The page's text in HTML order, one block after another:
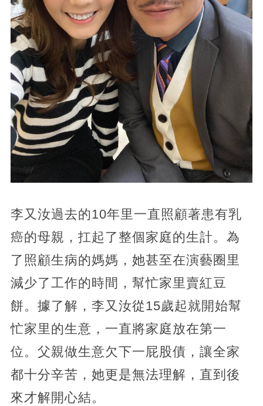
李又汝過去的10年里一直照顧著患有乳
癌的母親，扛起了整個家庭的生計。為
了照顧生病的媽媽，她甚至在演藝圈里
減少了工作的時間，幫忙家里賣紅豆
餅。據了解，李又汝從15歲起就開始幫
忙家里的生意，一直將家庭放在第一
位。父親做生意欠下一屁股債，讓全家
都十分辛苦，她更是無法理解，直到後
來才解開心結。